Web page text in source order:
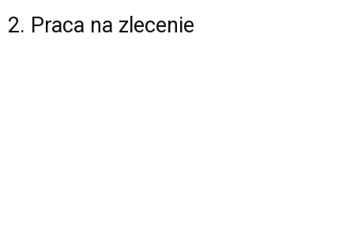
2. Praca na zlecenie